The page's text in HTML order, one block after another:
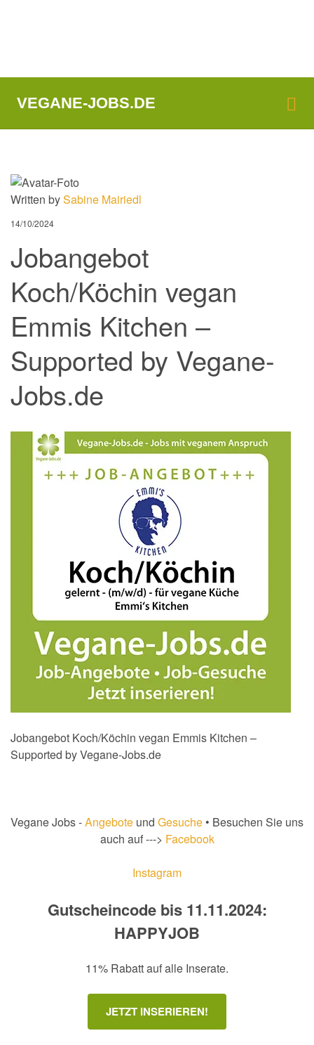
VEGANE-JOBS.DE
Written bySabine Mairiedl
14/10/2024
Jobangebot
Koch/Köchin vegan
Emmis Kitchen –
Supported by Vegane-
Jobs.de
Jobangebot Koch/Köchin vegan Emmis Kitchen –
Supported by Vegane-Jobs.de
Vegane Jobs -Angebote und Gesuche • Besuchen Sie uns
auch auf ---> Facebook
Instagram
Gutscheincode bis 11.11.2024:
HAPPYJOB
11% Rabatt auf alle Inserate.
JETZT INSERIEREN!